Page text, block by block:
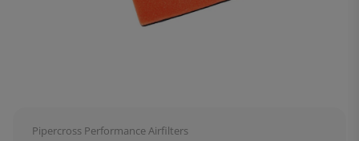
Pipercross Performance Airfilters